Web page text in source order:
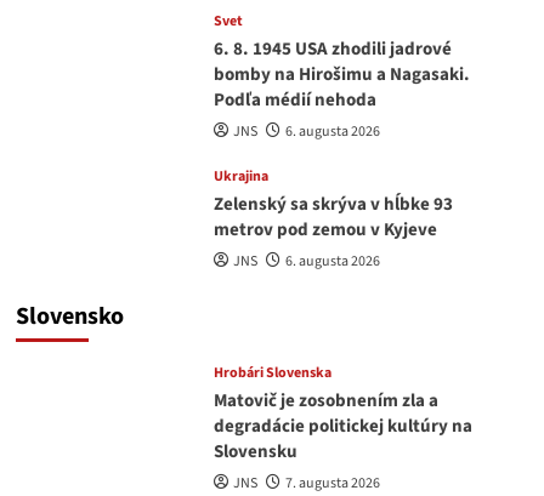
Svet
6. 8. 1945 USA zhodili jadrové
bomby na Hirošimu a Nagasaki.
Podľa médií nehoda
JNS 6. augusta 2026
Ukrajina
Zelenský sa skrýva v hĺbke 93
metrov pod zemou v Kyjeve
JNS 6. augusta 2026
Slovensko
Hrobári Slovenska
Matovič je zosobnením zla a
degradácie politickej kultúry na
Slovensku
JNS 7. augusta 2026